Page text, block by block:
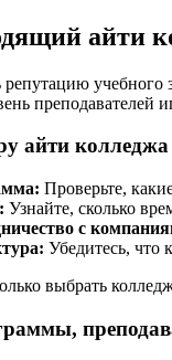
айти
айти колледжа
Проверьте,
Узнайте, сколько
с
Убедитесь, что
выбрать